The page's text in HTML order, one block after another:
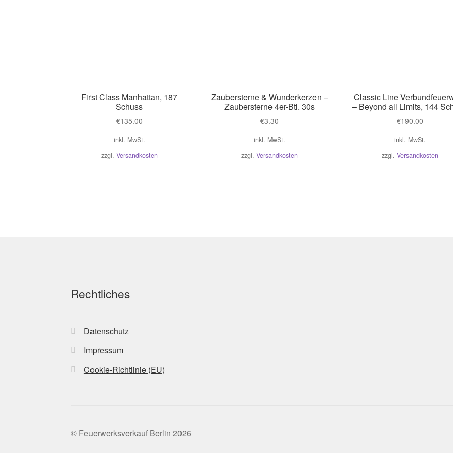
First Class Manhattan, 187
Schuss
€135.00
inkl. MwSt.
zzgl. Versandkosten
Zaubersterne & Wunderkerzen –
Zaubersterne 4er-Btl. 30s
€3.30
inkl. MwSt.
zzgl.Versandkosten
Classic Line
– Beyond all Limits, 144
€190.00
inkl. MwSt.
zzgl. Versandkosten
Rechtliches
Datenschutz
Impressum
Cookie-Richtlinie (EU)
© Feuerwerksverkauf Berlin 2026